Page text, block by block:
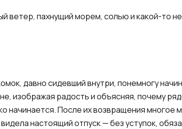
ветер, пахнущий морем, солью и какой-то
давно сидевший внутри, понемногу
изображая радость и объясняя, почему
начинается. После их возвращения многое
настоящий отпуск — без уступок,